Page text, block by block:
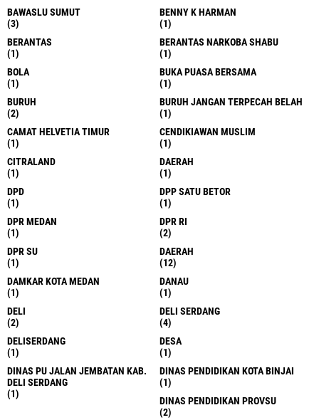
BAWASLU SUMUT
(3)
BENNY K HARMAN
(1)
BERANTAS
(1)
BERANTAS NARKOBA SHABU
(1)
BOLA
(1)
BUKA PUASA BERSAMA
(1)
BURUH
(2)
BURUH JANGAN TERPECAH BELAH
(1)
CAMAT HELVETIA TIMUR
(1)
CENDIKIAWAN MUSLIM
(1)
CITRALAND
(1)
DAERAH
(1)
DPD
(1)
DPP SATU BETOR
(1)
DPR MEDAN
(1)
DPR RI
(2)
DPR SU
(1)
DAERAH
(12)
DAMKAR KOTA MEDAN
(1)
DANAU
(1)
DELI
(2)
DELI SERDANG
(4)
DELISERDANG
(1)
DESA
(1)
DINAS PU JALAN JEMBATAN KAB.
DELI SERDANG
(1)
DINAS PENDIDIKAN KOTA BINJAI
(1)
DINAS PENDIDIKAN PROVSU
(2)